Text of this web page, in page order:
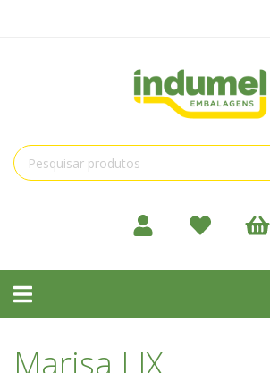
Toggle
navigation
Marisa LIX